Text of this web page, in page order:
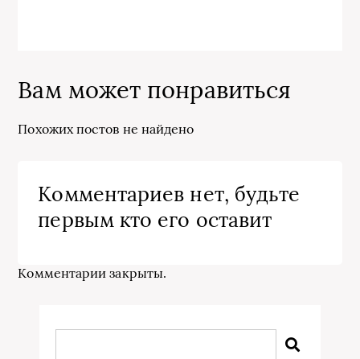
Вам может понравиться
Похожих постов не найдено
Комментариев нет, будьте
первым кто его оставит
Комментарии закрыты.